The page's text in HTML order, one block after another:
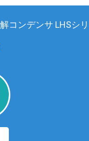
コンデンサ LHSシリ